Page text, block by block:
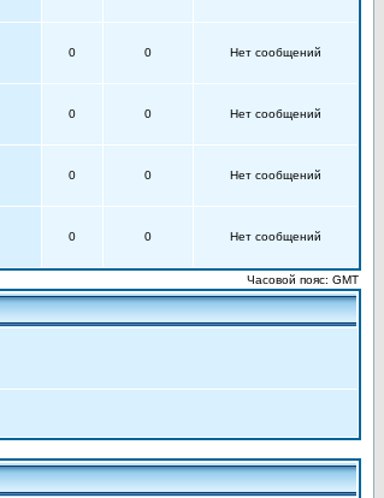
0 0 Нет сообщений
0 0 Нет сообщений
0 0 Нет сообщений
0 0 Нет сообщений
Часовой пояс: GMT